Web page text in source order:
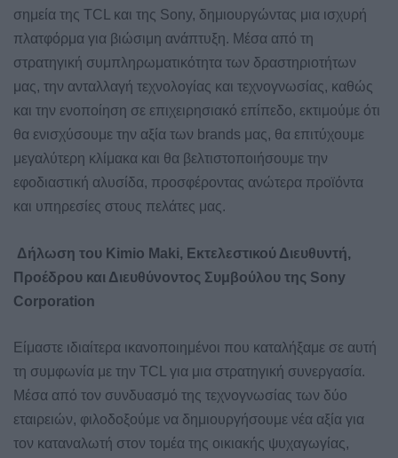
σημεία της TCL και της Sony, δημιουργώντας μια ισχυρή
πλατφόρμα για βιώσιμη ανάπτυξη. Μέσα από τη
στρατηγική συμπληρωματικότητα των δραστηριοτήτων
μας, την ανταλλαγή τεχνολογίας και τεχνογνωσίας, καθώς
και την ενοποίηση σε επιχειρησιακό επίπεδο, εκτιμούμε ότι
θα ενισχύσουμε την αξία των brands μας, θα επιτύχουμε
μεγαλύτερη κλίμακα και θα βελτιστοποιήσουμε την
εφοδιαστική αλυσίδα, προσφέροντας ανώτερα προϊόντα
και υπηρεσίες στους πελάτες μας.
Δήλωση του Kimio Maki, Εκτελεστικού Διευθυντή,
Προέδρου και Διευθύνοντος Συμβούλου της Sony
Corporation
Είμαστε ιδιαίτερα ικανοποιημένοι που καταλήξαμε σε αυτή
τη συμφωνία με την TCL για μια στρατηγική συνεργασία.
Μέσα από τον συνδυασμό της τεχνογνωσίας των δύο
εταιρειών, φιλοδοξούμε να δημιουργήσουμε νέα αξία για
τον καταναλωτή στον τομέα της οικιακής ψυχαγωγίας,